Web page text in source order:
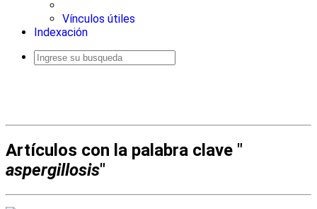
Vínculos útiles
Indexación
Artículos con la palabra clave "
aspergillosis"